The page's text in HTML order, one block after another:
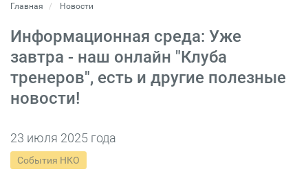
Главная Новости
Информационная среда: Уже
завтра - наш онлайн "Клуба
тренеров", есть и другие полезные
новости!
23 июля 2025 года
События НКО